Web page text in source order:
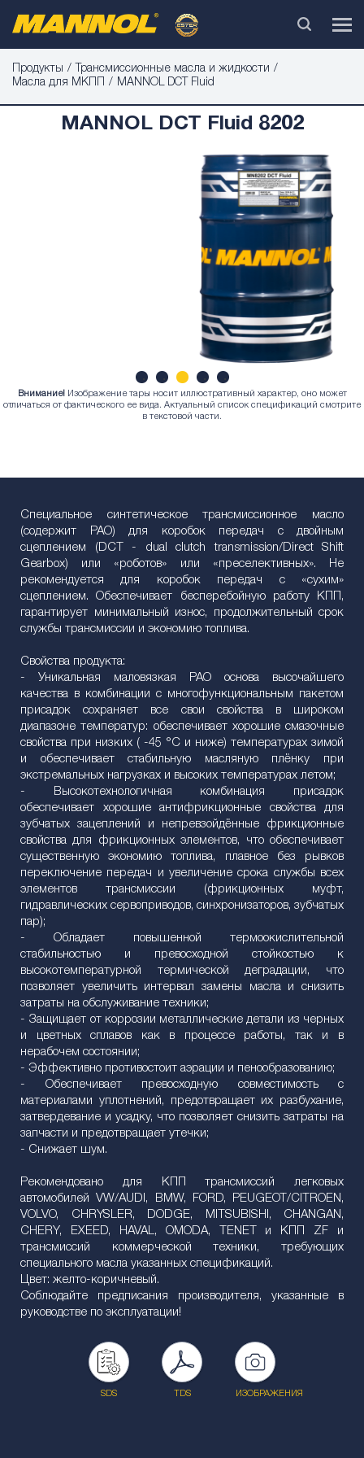
Продукты
Трансмиссионные масла и жидкости
Масла для МКПП
MANNOL DCT Fluid
MANNOL DCT Fluid 8202
1 2 3 4
Внимание! Изображение тары носит иллюстративный характер, оно может
отличаться от фактического ее вида. Актуальный список спецификаций смотрите
в текстовой части.
Специальное синтетическое трансмиссионное масло
(содержит PAO) для коробок передач с двойным
сцеплением (DCT - dual clutch transmission/Direct Shift
Gearbox) или «роботов» или «преселективных». Не
рекомендуется для коробок передач с «сухим»
сцеплением. Обеспечивает бесперебойную работу КПП,
гарантирует минимальный износ, продолжительный срок
службы трансмиссии и экономию топлива.
Свойства продукта:
- Уникальная маловязкая PAO основа высочайшего
качества в комбинации с многофункциональным пакетом
присадок сохраняет все свои свойства в широком
диапазоне температур: обеспечивает хорошие смазочные
свойства при низких ( -45 °C и ниже) температурах зимой
и обеспечивает стабильную масляную плёнку при
экстремальных нагрузках и высоких температурах летом;
- Высокотехнологичная комбинация присадок
обеспечивает хорошие антифрикционные свойства для
зубчатых зацеплений и непревзойдённые фрикционные
свойства для фрикционных элементов, что обеспечивает
существенную экономию топлива, плавное без рывков
переключение передач и увеличение срока службы всех
элементов трансмиссии (фрикционных муфт,
гидравлических сервоприводов, синхронизаторов, зубчатых
пар);
- Обладает повышенной термоокислительной
стабильностью и превосходной стойкостью к
высокотемпературной термической деградации, что
позволяет увеличить интервал замены масла и снизить
затраты на обслуживание техники;
- Защищает от коррозии металлические детали из черных
и цветных сплавов как в процессе работы, так и в
нерабочем состоянии;
- Эффективно противостоит аэрации и пенообразованию;
- Обеспечивает превосходную совместимость с
материалами уплотнений, предотвращает их разбухание,
затвердевание и усадку, что позволяет снизить затраты на
запчасти и предотвращает утечки;
- Снижает шум.
Рекомендовано для КПП трансмиссий легковых
автомобилей VW/AUDI, BMW, FORD, PEUGEOT/CITROEN,
VOLVO, CHRYSLER, DODGE, MITSUBISHI, CHANGAN,
CHERY, EXEED, HAVAL, OMODA, TENET и КПП ZF и
трансмиссий коммерческой техники, требующих
специального масла указанных спецификаций.
Цвет: желто-коричневый.
Соблюдайте предписания производителя, указанные в
руководстве по эксплуатации!
SDS TDS ИЗОБРАЖЕНИЯ